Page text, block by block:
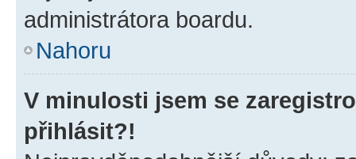
administrátora boardu.
Nahoru
V minulosti jsem se
přihlásit?!